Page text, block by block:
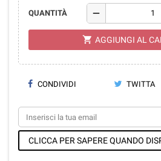
QUANTITÀ remove
shopping_cart AGGIUNGI AL
CONDIVIDI TWITTA
CLICCA PER SAPERE QUANDO